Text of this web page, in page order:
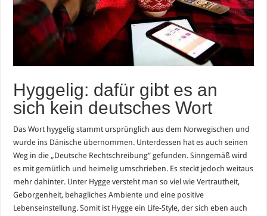
Hyggelig: dafür gibt es an
sich kein deutsches Wort
Das Wort hyygelig stammt ursprünglich aus dem Norwegischen und
wurde ins Dänische übernommen. Unterdessen hat es auch seinen
Weg in die „Deutsche Rechtschreibung“ gefunden. Sinngemäß wird
es mit gemütlich und heimelig umschrieben. Es steckt jedoch weitaus
mehr dahinter. Unter Hygge versteht man so viel wie Vertrautheit,
Geborgenheit, behagliches Ambiente und eine positive
Lebenseinstellung. Somit ist Hygge ein Life-Style, der sich eben auch